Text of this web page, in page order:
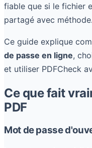
fiable que si le fichier
partagé avec méthode.
Ce guide explique
de passe en ligne,
et utiliser PDFCheck
Ce que fait
PDF
Mot de passe